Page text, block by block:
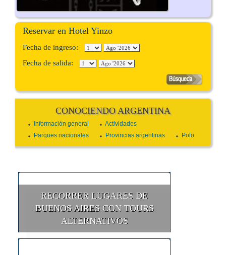
Reservar en Hotel Yinzo
Fecha de ingreso:
Fecha de salida:
CONOCIENDO ARGENTINA
Información general
Actividades
Parques nacionales
Provincias argentinas Polo
RECORRER LUGARES DE
BUENOS AIRES CON TOURS
ALTERNATIVOS